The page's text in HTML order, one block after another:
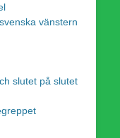
vänstern
slutet på slutet